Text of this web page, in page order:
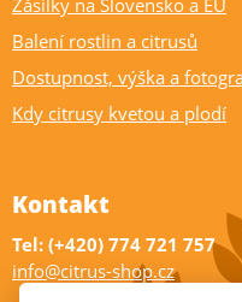
Zásilky na Slovensko a EU
Balení rostlin a citrusů
Dostupnost, výška a
Kdy citrusy kvetou a plodí
Kontakt
Tel: (+420) 774 721 757
info@citrus-shop.cz